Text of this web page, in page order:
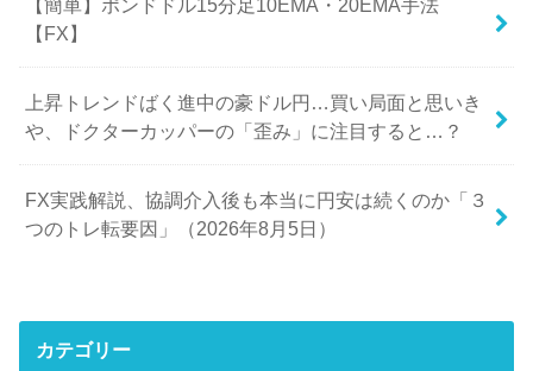
【簡単】ポンドドル15分足10EMA・20EMA手法
【FX】
上昇トレンドばく進中の豪ドル円…買い局面と思いき
や、ドクターカッパーの「歪み」に注目すると…？
FX実践解説、協調介入後も本当に円安は続くのか「３
つのトレ転要因」（2026年8月5日）
カテゴリー